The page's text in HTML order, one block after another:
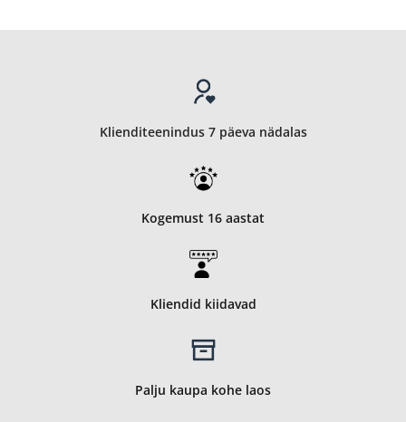
Klienditeenindus 7 päeva nädalas
Kogemust 16 aastat
Kliendid kiidavad
Palju kaupa kohe laos